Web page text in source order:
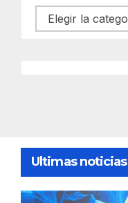
Categorías
Ultimas noticias